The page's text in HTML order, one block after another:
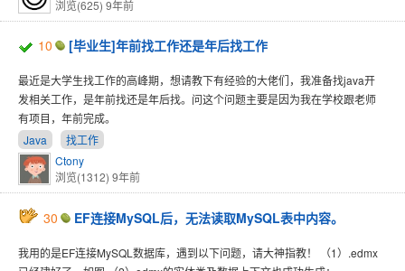
浏览(625) 9年前
10 [毕业生]年前找工作还是年后找工作
最近是大学生找工作的高峰期，想请教下有经验的大佬们，我准备找java开
发相关工作，是年前找还是年后找。问这个问题主要是因为我在学校跟老师
有项目，年前完成。
Java
找工作
Ctony
浏览(1312) 9年前
30 EF连接MySQL后，无法读取MySQL表中内容。
我用的是EF连接MySQL数据库，遇到以下问题，请大神指教！ （1）.edmx